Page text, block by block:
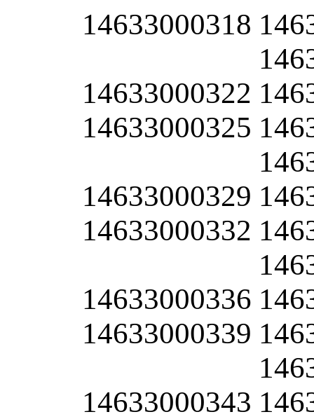
14633000318
14633000322
14633000325
14633000329
14633000332
14633000336
14633000339
14633000343